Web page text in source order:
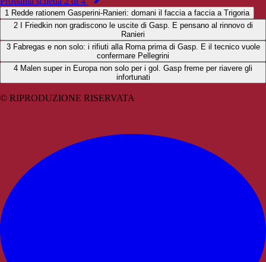
1 Redde rationem Gasperini-Ranieri: domani il faccia a faccia a Trigoria
2
I Friedkin non gradiscono le uscite di Gasp. E pensano al rinnovo di
Ranieri
3 Fabregas e non solo: i rifiuti alla Roma prima di Gasp. E il tecnico vuole
confermare Pellegrini
4 Malen super in Europa non solo per i gol. Gasp freme per riavere gli
infortunati
© RIPRODUZIONE RISERVATA